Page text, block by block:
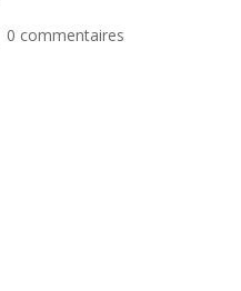
0 commentaires